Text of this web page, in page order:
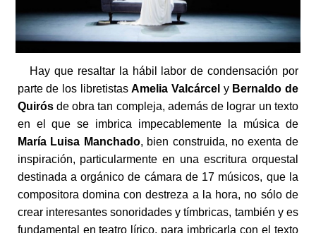
Hay que resaltar la hábil labor de condensación por
parte de los libretistasAmelia Valcárcel y Bernaldo de
Quirósde obra tan compleja, además de lograr un texto
en el que se imbrica impecablemente la música de
María Luisa Manchado, bien construida, no exenta de
inspiración, particularmente en una escritura orquestal
destinada a orgánico de cámara de 17 músicos, que la
compositora domina con destreza a la hora, no sólo de
crear interesantes sonoridades y tímbricas, también y es
fundamental en teatro lírico, para imbricarla con el texto